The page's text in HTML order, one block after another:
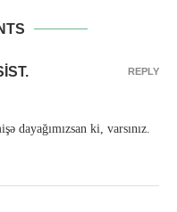
dayağımızsan ki, varsınız.
REPLY